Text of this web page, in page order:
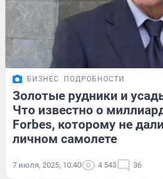
БИЗНЕС ПОДРОБНОСТИ
Золотые рудники и
Что известно о
Forbes, которому не
личном самолете
7 июля, 2025, 10:40 4 543 36